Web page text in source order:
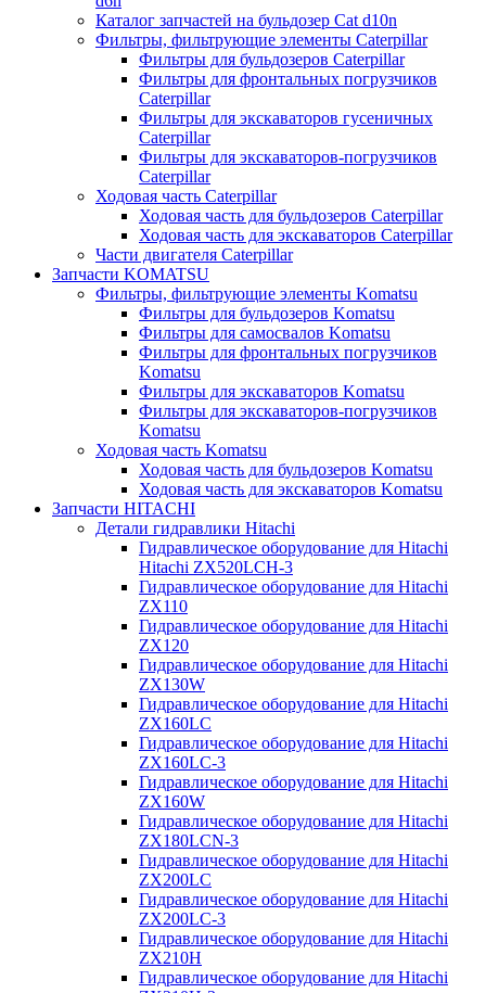
Каталог запчастей на бульдозер Сat d10n
Фильтры, фильтрующие элементы Caterpillar
Фильтры для бульдозеров Caterpillar
Фильтры для фронтальных погрузчиков
Caterpillar
Фильтры для экскаваторов гусеничных
Caterpillar
Фильтры для экскаваторов-погрузчиков
Caterpillar
Ходовая часть Caterpillar
Ходовая часть для бульдозеров Caterpillar
Ходовая часть для экскаваторов Caterpillar
Части двигателя Caterpillar
Запчасти KOMATSU
Фильтры, фильтрующие элементы Komatsu
Фильтры для бульдозеров Komatsu
Фильтры для самосвалов Komatsu
Фильтры для фронтальных погрузчиков
Komatsu
Фильтры для экскаваторов Komatsu
Фильтры для экскаваторов-погрузчиков
Komatsu
Ходовая часть Komatsu
Ходовая часть для бульдозеров Komatsu
Ходовая часть для экскаваторов Komatsu
Запчасти HITACHI
Детали гидравлики Hitachi
Гидравлическое оборудование для Hitachi
Hitachi ZX520LCH-3
Гидравлическое оборудование для Hitachi
ZX110
Гидравлическое оборудование для Hitachi
ZX120
Гидравлическое оборудование для Hitachi
ZX130W
Гидравлическое оборудование для Hitachi
ZX160LC
Гидравлическое оборудование для Hitachi
ZX160LC-3
Гидравлическое оборудование для Hitachi
ZX160W
Гидравлическое оборудование для Hitachi
ZX180LCN-3
Гидравлическое оборудование для Hitachi
ZX200LC
Гидравлическое оборудование для Hitachi
ZX200LC-3
Гидравлическое оборудование для Hitachi
ZX210H
Гидравлическое оборудование для Hitachi